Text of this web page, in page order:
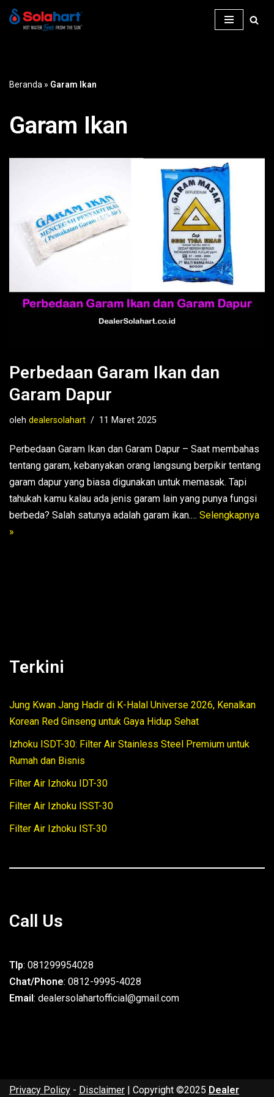
Beranda » Garam Ikan
Garam Ikan
Perbedaan Garam Ikan dan
Garam Dapur
oleh dealersolahart 11 Maret 2025
Perbedaan Garam Ikan dan Garam Dapur – Saat membahas
tentang garam, kebanyakan orang langsung berpikir tentang
garam dapur yang biasa digunakan untuk memasak. Tapi
tahukah kamu kalau ada jenis garam lain yang punya fungsi
berbeda? Salah satunya adalah garam ikan.… Selengkapnya
»
Terkini
Jung Kwan Jang Hadir di K-Halal Universe 2026, Kenalkan
Korean Red Ginseng untuk Gaya Hidup Sehat
Izhoku ISDT-30: Filter Air Stainless Steel Premium untuk
Rumah dan Bisnis
Filter Air Izhoku IDT-30
Filter Air Izhoku ISST-30
Filter Air Izhoku IST-30
Call Us
Tlp: 081299954028
Chat/Phone: 0812-9995-4028
Email: dealersolahartofficial@gmail.com
Privacy Policy - Disclaimer | Copyright ©2025 Dealer